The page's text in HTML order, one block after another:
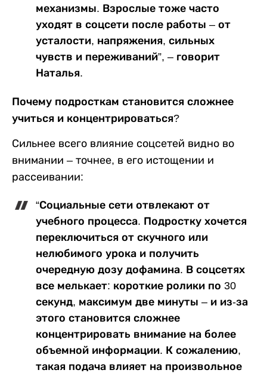
механизмы. Взрослые тоже часто
уходят в соцсети после работы – от
усталости, напряжения, сильных
чувств и переживаний”, – говорит
Наталья.
Почему подросткам становится сложнее
учиться и концентрироваться?
Сильнее всего влияние соцсетей видно во
внимании – точнее, в его истощении и
рассеивании:
“Социальные сети отвлекают от
учебного процесса. Подростку хочется
переключиться от скучного или
нелюбимого урока и получить
очередную дозу дофамина. В соцсетях
все мелькает: короткие ролики по 30
секунд, максимум две минуты – и из-за
этого становится сложнее
концентрировать внимание на более
объемной информации. К сожалению,
такая подача влияет на произвольное